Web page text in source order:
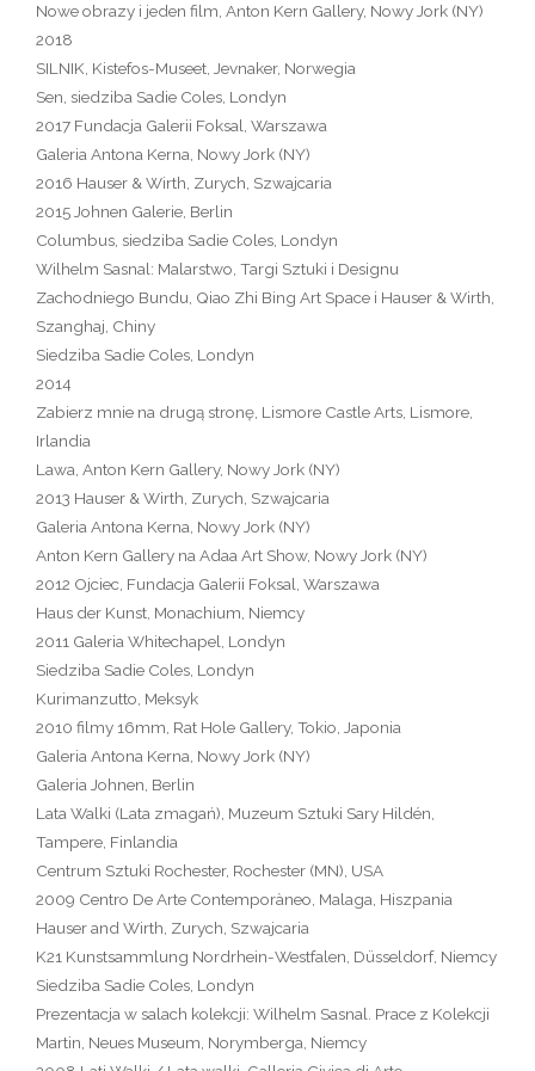
Nowe obrazy i jeden film, Anton Kern Gallery, Nowy Jork (NY)
2018
SILNIK, Kistefos-Museet, Jevnaker, Norwegia
Sen, siedziba Sadie Coles, Londyn
2017 Fundacja Galerii Foksal, Warszawa
Galeria Antona Kerna, Nowy Jork (NY)
2016 Hauser & Wirth, Zurych, Szwajcaria
2015 Johnen Galerie, Berlin
Columbus, siedziba Sadie Coles, Londyn
Wilhelm Sasnal: Malarstwo, Targi Sztuki i Designu
Zachodniego Bundu, Qiao Zhi Bing Art Space i Hauser & Wirth,
Szanghaj, Chiny
Siedziba Sadie Coles, Londyn
2014
Zabierz mnie na drugą stronę, Lismore Castle Arts, Lismore,
Irlandia
Lawa, Anton Kern Gallery, Nowy Jork (NY)
2013 Hauser & Wirth, Zurych, Szwajcaria
Galeria Antona Kerna, Nowy Jork (NY)
Anton Kern Gallery na Adaa Art Show, Nowy Jork (NY)
2012 Ojciec, Fundacja Galerii Foksal, Warszawa
Haus der Kunst, Monachium, Niemcy
2011 Galeria Whitechapel, Londyn
Siedziba Sadie Coles, Londyn
Kurimanzutto, Meksyk
2010 filmy 16mm, Rat Hole Gallery, Tokio, Japonia
Galeria Antona Kerna, Nowy Jork (NY)
Galeria Johnen, Berlin
Lata Walki (Lata zmagań), Muzeum Sztuki Sary Hildén,
Tampere, Finlandia
Centrum Sztuki Rochester, Rochester (MN), USA
2009 Centro De Arte Contemporàneo, Malaga, Hiszpania
Hauser and Wirth, Zurych, Szwajcaria
K21 Kunstsammlung Nordrhein-Westfalen, Düsseldorf, Niemcy
Siedziba Sadie Coles, Londyn
Prezentacja w salach kolekcji: Wilhelm Sasnal. Prace z Kolekcji
Martin, Neues Museum, Norymberga, Niemcy